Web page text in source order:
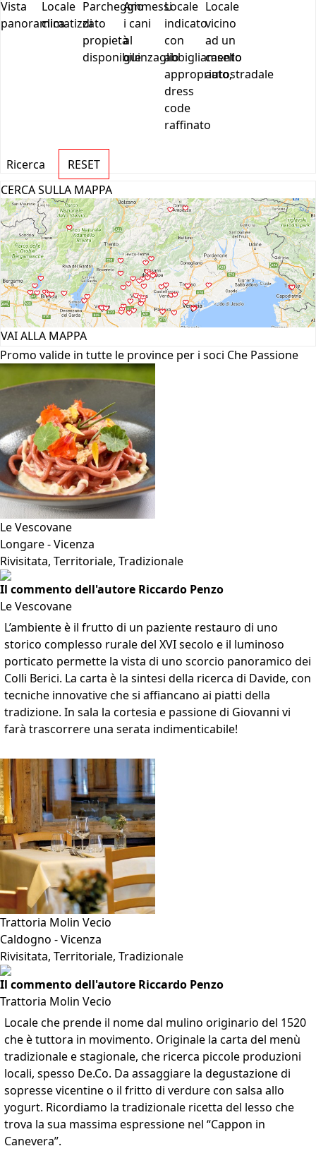
Ricerca
RESET
CERCA SULLA MAPPA
VAI ALLA MAPPA
Promo valide in tutte le province per i soci Che Passione
Le Vescovane
Longare - Vicenza
Rivisitata, Territoriale, Tradizionale
Il commento dell'autore Riccardo Penzo
Le Vescovane
L’ambiente è il frutto di un paziente restauro di uno
storico complesso rurale del XVI secolo e il luminoso
porticato permette la vista di uno scorcio panoramico dei
Colli Berici. La carta è la sintesi della ricerca di Davide, con
tecniche innovative che si affiancano ai piatti della
tradizione. In sala la cortesia e passione di Giovanni vi
farà trascorrere una serata indimenticabile!
Trattoria Molin Vecio
Caldogno - Vicenza
Rivisitata, Territoriale, Tradizionale
Il commento dell'autore Riccardo Penzo
Trattoria Molin Vecio
Locale che prende il nome dal mulino originario del 1520
che è tuttora in movimento. Originale la carta del menù
tradizionale e stagionale, che ricerca piccole produzioni
locali, spesso De.Co. Da assaggiare la degustazione di
sopresse vicentine o il fritto di verdure con salsa allo
yogurt. Ricordiamo la tradizionale ricetta del lesso che
trova la sua massima espressione nel “Cappon in
Canevera”.